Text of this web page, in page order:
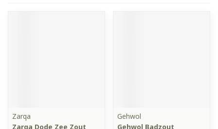
Zarqa
Zarqa Dode Zee Zout
Gehwol
Gehwol Badzout